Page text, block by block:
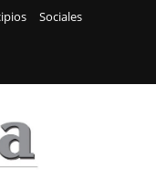
Sociales